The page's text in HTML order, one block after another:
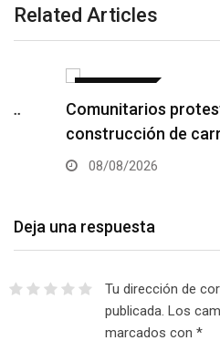
Related Articles
Comunitarios protestan en
construcción de carretera
08/08/2026
Deja una respuesta
Tu dirección de
publicada. Los
marcados con *